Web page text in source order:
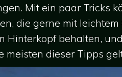
Mit ein paar Tricks
die gerne mit
Hinterkopf behalten,
meisten dieser Tipps